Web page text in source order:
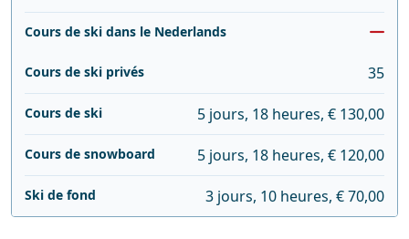
Cours de ski dans le Nederlands
Cours de ski privés 35
Cours de ski 5 jours, 18 heures, € 130,00
Cours de snowboard 5 jours, 18 heures, € 120,00
Ski de fond 3 jours, 10 heures, € 70,00